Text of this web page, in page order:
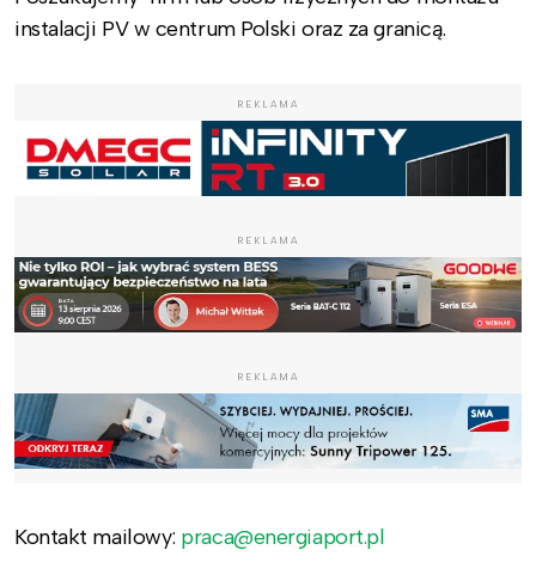
instalacji PV w centrum Polski oraz za granicą.
REKLAMA
REKLAMA
REKLAMA
Kontakt mailowy: praca@energiaport.pl